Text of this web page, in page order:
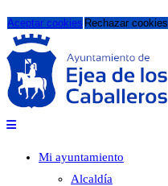
Aceptar cookies Rechazar cookies
Mi ayuntamiento
Alcaldía